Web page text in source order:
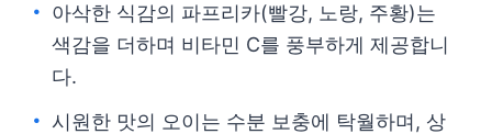
아삭한 식감의 파프리카(빨강, 노랑, 주황)는
색감을 더하며 비타민 C를 풍부하게 제공합니
다.
시원한 맛의 오이는 수분 보충에 탁월하며, 상